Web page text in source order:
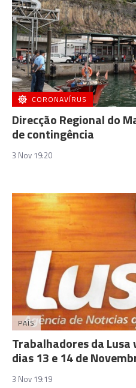
CORONAVÍRUS
Direcção Regional do
de contingência
3 Nov 19:20
PAÍS
Trabalhadores da
dias 13 e 14 de
3 Nov 19:19